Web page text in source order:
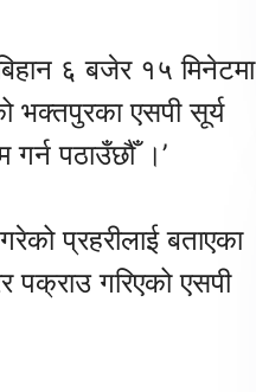
६ बजेर १५ मिनेटमा
एसपी सूर्य
पठाउँछौँ ।’
प्रहरीलाई बताएका
गरिएको एसपी